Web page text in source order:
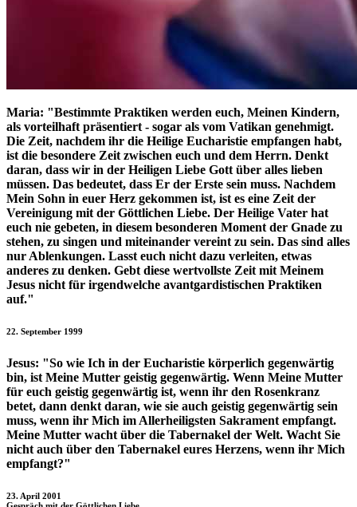
Maria: "Bestimmte Praktiken werden euch, Meinen Kindern,
als vorteilhaft präsentiert - sogar als vom Vatikan genehmigt.
Die Zeit, nachdem ihr die Heilige Eucharistie empfangen habt,
ist die besondere Zeit zwischen euch und dem Herrn. Denkt
daran, dass wir in der Heiligen Liebe Gott über alles lieben
müssen. Das bedeutet, dass Er der Erste sein muss. Nachdem
Mein Sohn in euer Herz gekommen ist, ist es eine Zeit der
Vereinigung mit der Göttlichen Liebe. Der Heilige Vater hat
euch nie gebeten, in diesem besonderen Moment der Gnade zu
stehen, zu singen und miteinander vereint zu sein. Das sind alles
nur Ablenkungen. Lasst euch nicht dazu verleiten, etwas
anderes zu denken. Gebt diese wertvollste Zeit mit Meinem
Jesus nicht für irgendwelche avantgardistischen Praktiken
auf."
22. September 1999
Jesus: "So wie Ich in der Eucharistie körperlich gegenwärtig
bin, ist Meine Mutter geistig gegenwärtig. Wenn Meine Mutter
für euch geistig gegenwärtig ist, wenn ihr den Rosenkranz
betet, dann denkt daran, wie sie auch geistig gegenwärtig sein
muss, wenn ihr Mich im Allerheiligsten Sakrament empfangt.
Meine Mutter wacht über die Tabernakel der Welt. Wacht Sie
nicht auch über den Tabernakel eures Herzens, wenn ihr Mich
empfangt?"
23. April 2001